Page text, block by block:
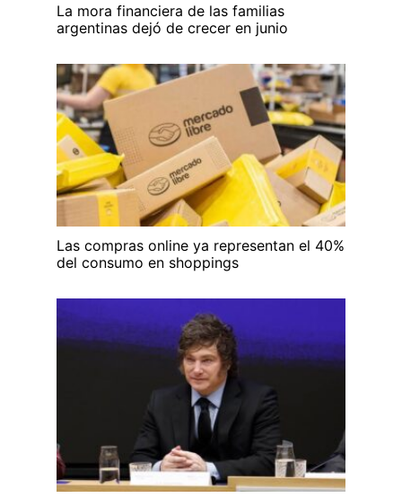
La mora financiera de las familias
argentinas dejó de crecer en junio
Las compras online ya representan el 40%
del consumo en shoppings